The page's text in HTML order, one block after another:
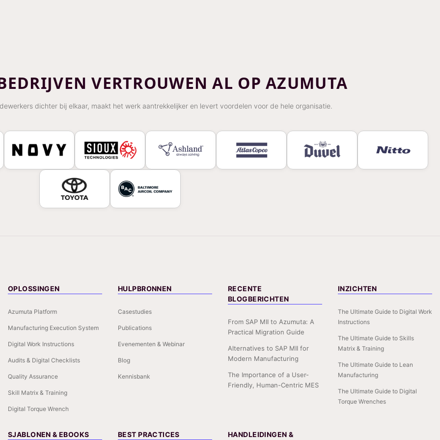
VERTROUWEN AL OP AZUMUTA
dichter bij elkaar, maakt het werk aantrekkelijker en levert voordelen voor de hele organisatie.
OPLOSSINGEN
Azumuta Platform
Manufacturing Execution System
Digital Work Instructions
Audits & Digital Checklists
Quality Assurance
Skill Matrix & Training
Digital Torque Wrench
HULPBRONNEN
Casestudies
Publications
Evenementen & Webinar
Blog
Kennisbank
RECENTE
BLOGBERICHTEN
From SAP MII to Azumuta: A
Practical Migration Guide
Alternatives to SAP MII for
Modern Manufacturing
The Importance of a User-
Friendly, Human-Centric MES
INZICHTEN
The Ultimate Guide to Digital Work
Instructions
The Ultimate Guide to Skills
Matrix & Training
The Ultimate Guide to Lean
Manufacturing
The Ultimate Guide to Digital
Torque Wrenches
SJABLONEN & EBOOKS BEST PRACTICES HANDLEIDINGEN &